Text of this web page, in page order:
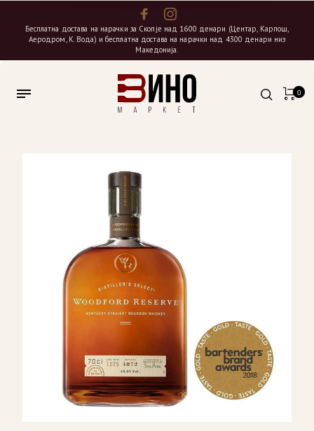
Бесплатна достава на нарачки за Скопје над 1600 денари (Центар, Карпош,
Аеродром, К. Вода) и бесплатна достава на нарачки над 4300 денари низ
Македонија.
0